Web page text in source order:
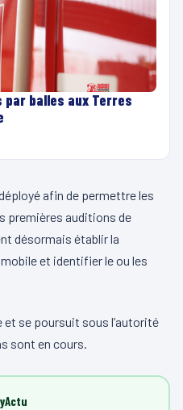
par balles aux Terres
afin de permettre les
premières auditions de
désormais établir la
et identifier le ou les
et se poursuit sous l’autorité
sont en cours.